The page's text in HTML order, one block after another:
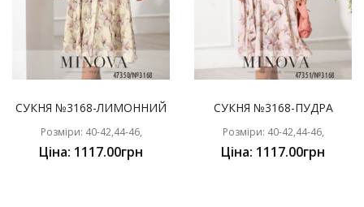
СУКНЯ №3168-ЛИМОННИЙ
Розміри: 40-42,44-46,
Ціна: 1117.00грн
СУКНЯ №3168-ПУДРА
Розміри: 40-42,44-46,
Ціна: 1117.00грн